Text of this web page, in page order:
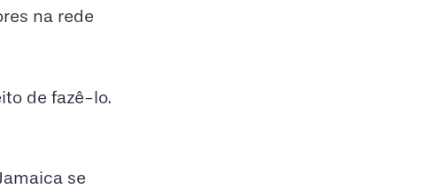
na rede
de fazê-lo.
se